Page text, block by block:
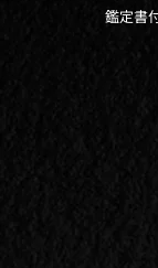
鑑定書